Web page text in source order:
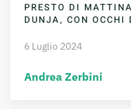
PRESTO DI
DUNJA, CON OCCHI
6 Luglio 2024
Andrea Zerbini